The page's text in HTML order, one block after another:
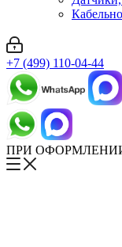
+7 (499) 110-04-44
ПРИ